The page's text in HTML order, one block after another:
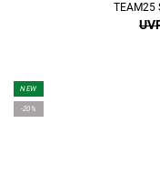
TEAM25
NEW
-20%